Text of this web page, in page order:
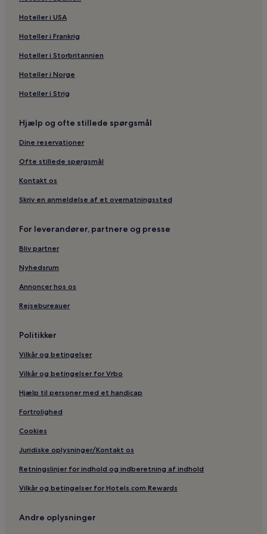
Hoteller i USA
Hoteller i Frankrig
Hoteller i Storbritannien
Hoteller i Norge
Hoteller i Strig
Hjælp og ofte stillede spørgsmål
Dine reservationer
Ofte stillede spørgsmål
Kontakt os
Skriv en anmeldelse af et overnatningssted
For leverandører, partnere og presse
Bliv partner
Nyhedsrum
Annoncer hos os
Rejsebureauer
Politikker
Vilkår og betingelser
Vilkår og betingelser for Vrbo
Hjælp til personer med et handicap
Fortrolighed
Cookies
Juridiske oplysninger/Kontakt os
Retningslinjer for indhold og indberetning af indhold
Vilkår og betingelser for Hotels.com Rewards
Andre oplysninger